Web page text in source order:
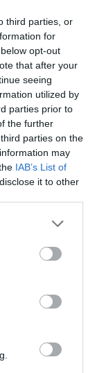
third parties, or
for
opt-out
that after your
seeing
utilized by
parties prior to
the further
parties on the
may
IAB’s List of
it to other
Com era
venien a